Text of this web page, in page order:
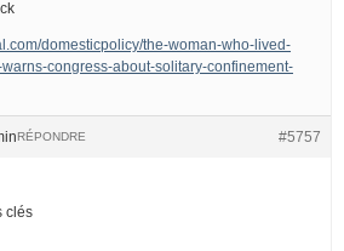
domesticpolicy/the-woman-who-lived-
congress-about-solitary-confinement-
#5757
RÉPONDRE
clés